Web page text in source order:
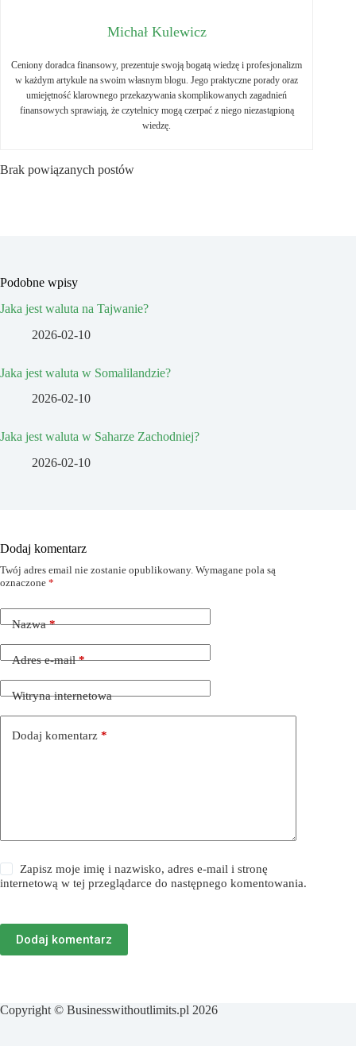
Michał Kulewicz
Ceniony doradca finansowy, prezentuje swoją bogatą wiedzę i profesjonalizm
w każdym artykule na swoim własnym blogu. Jego praktyczne porady oraz
umiejętność klarownego przekazywania skomplikowanych zagadnień
finansowych sprawiają, że czytelnicy mogą czerpać z niego niezastąpioną
wiedzę.
Brak powiązanych postów
Podobne wpisy
Jaka jest waluta na Tajwanie?
2026-02-10
Jaka jest waluta w Somalilandzie?
2026-02-10
Jaka jest waluta w Saharze Zachodniej?
2026-02-10
Dodaj komentarz
Twój adres email nie zostanie opublikowany. Wymagane pola są
oznaczone *
Nazwa*
Adres e-mail*
Witryna internetowa
Dodaj komentarz *
Zapisz moje imię i nazwisko, adres e-mail i stronę
internetową w tej przeglądarce do następnego komentowania.
Dodaj komentarz
Copyright © Businesswithoutlimits.pl 2026